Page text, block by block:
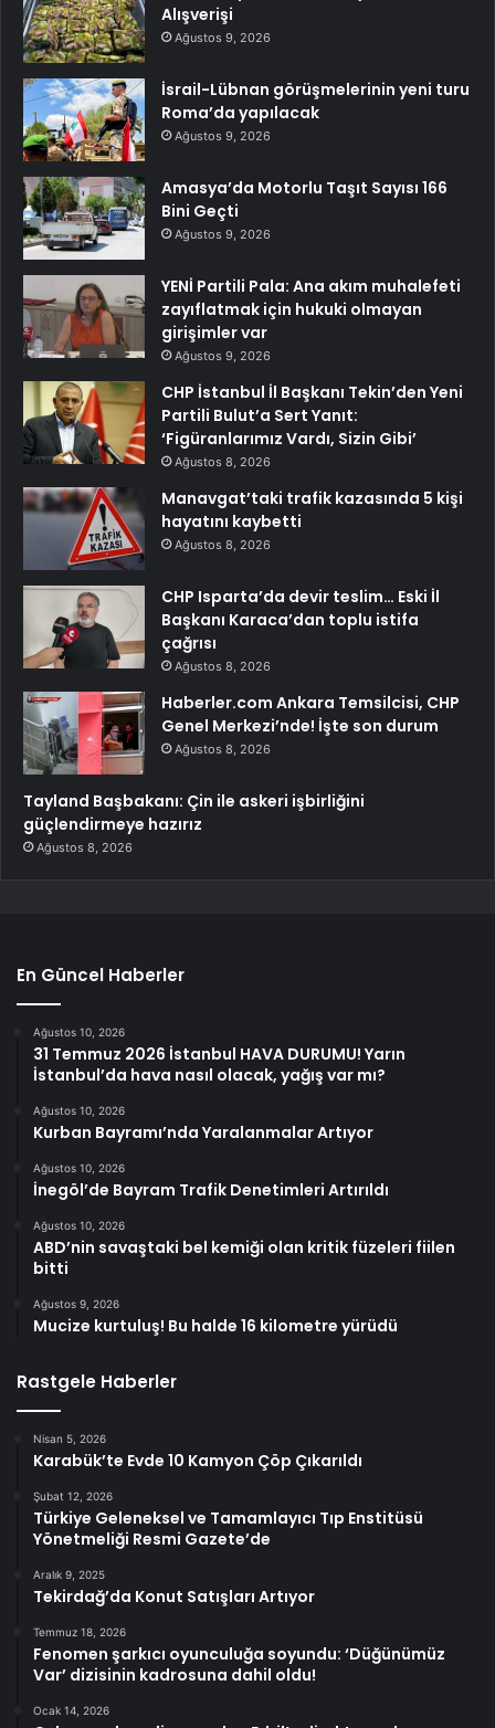
Alışverişi
Ağustos 9, 2026
İsrail-Lübnan görüşmelerinin yeni turu
Roma’da yapılacak
Ağustos 9, 2026
Amasya’da Motorlu Taşıt Sayısı 166
Bini Geçti
Ağustos 9, 2026
YENİ Partili Pala: Ana akım muhalefeti
zayıflatmak için hukuki olmayan
girişimler var
Ağustos 9, 2026
CHP İstanbul İl Başkanı Tekin’den Yeni
Partili Bulut’a Sert Yanıt:
‘Figüranlarımız Vardı, Sizin Gibi’
Ağustos 8, 2026
Manavgat’taki trafik kazasında 5 kişi
hayatını kaybetti
Ağustos 8, 2026
CHP Isparta’da devir teslim… Eski İl
Başkanı Karaca’dan toplu istifa
çağrısı
Ağustos 8, 2026
Haberler.com Ankara Temsilcisi, CHP
Genel Merkezi’nde! İşte son durum
Ağustos 8, 2026
Tayland Başbakanı: Çin ile askeri işbirliğini
güçlendirmeye hazırız
Ağustos 8, 2026
En Güncel Haberler
Ağustos 10, 2026
31 Temmuz 2026 İstanbul HAVA DURUMU! Yarın
İstanbul’da hava nasıl olacak, yağış var mı?
Ağustos 10, 2026
Kurban Bayramı’nda Yaralanmalar Artıyor
Ağustos 10, 2026
İnegöl’de Bayram Trafik Denetimleri Artırıldı
Ağustos 10, 2026
ABD’nin savaştaki bel kemiği olan kritik füzeleri fiilen
bitti
Ağustos 9, 2026
Mucize kurtuluş! Bu halde 16 kilometre yürüdü
Rastgele Haberler
Nisan 5, 2026
Karabük’te Evde 10 Kamyon Çöp Çıkarıldı
Şubat 12, 2026
Türkiye Geleneksel ve Tamamlayıcı Tıp Enstitüsü
Yönetmeliği Resmi Gazete’de
Aralık 9, 2025
Tekirdağ’da Konut Satışları Artıyor
Temmuz 18, 2026
Fenomen şarkıcı oyunculuğa soyundu: ‘Düğünümüz
Var’ dizisinin kadrosuna dahil oldu!
Ocak 14, 2026